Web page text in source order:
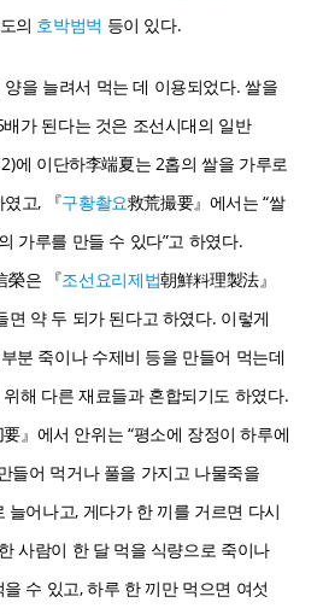
의 호박범벅 등이 있다.
을 늘려서 먹는 데 이용되었다. 쌀을
가 된다는 것은 조선시대의 일반
에 이단하李端夏는 2홉의 쌀을 가루로
고, 『구황촬요救荒撮要』에서는 “쌀
가루를 만들 수 있다”고 하였다.
榮은 『조선요리제법朝鮮料理製法』
면 약 두 되가 된다고 하였다. 이렇게
분 죽이나 수제비 등을 만들어 먹는데
해 다른 재료들과 혼합되기도 하였다.
』에서 안위는 “평소에 장정이 하루에
들어 먹거나 풀을 가지고 나물죽을
늘어나고, 게다가 한 끼를 거르면 다시
사람이 한 달 먹을 식량으로 죽이나
수 있고, 하루 한 끼만 먹으면 여섯